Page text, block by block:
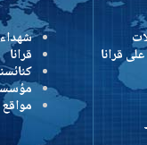
شهداء
قرانا
كنائسنا
مؤسساتنا
مواقع